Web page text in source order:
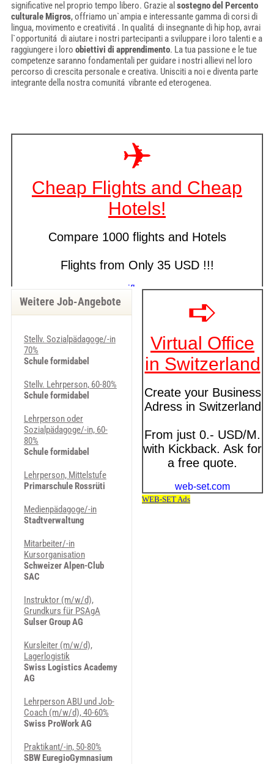
significative nel proprio tempo libero. Grazie al sostegno del Percento
culturale Migros, offriamo un`ampia e interessante gamma di corsi di
lingua, movimento e creativitá . In qualitá di insegnante di hip hop, avrai
l`opportunitá di aiutare i nostri partecipanti a sviluppare i loro talenti e a
raggiungere i loro obiettivi di apprendimento. La tua passione e le tue
competenze saranno fondamentali per guidare i nostri allievi nel loro
percorso di crescita personale e creativa. Unisciti a noi e diventa parte
integrante della nostra comunitá vibrante ed eterogenea.
Weitere Job-Angebote
Stellv. Sozialpädagoge/-in
70%
Schule formidabel
Stellv. Lehrperson, 60-80%
Schule formidabel
Lehrperson oder
Sozialpädagoge/-in, 60-
80%
Schule formidabel
Lehrperson, Mittelstufe
Primarschule Rossrüti
Medienpädagoge/-in
Stadtverwaltung
Mitarbeiter/-in
Kursorganisation
Schweizer Alpen-Club
SAC
Instruktor (m/w/d),
Grundkurs für PSAgA
Sulser Group AG
Kursleiter (m/w/d),
Lagerlogistik
Swiss Logistics Academy
AG
Lehrperson ABU und Job-
Coach (m/w/d), 40-60%
Swiss ProWork AG
Praktikant/-in, 50-80%
SBW EuregioGymnasium